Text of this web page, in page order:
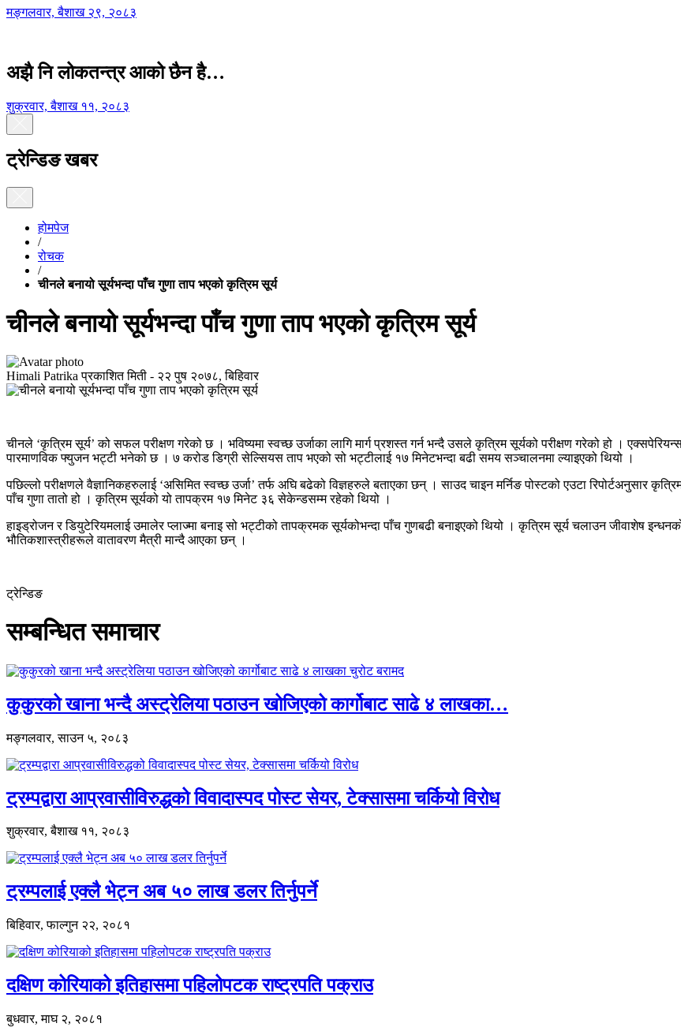
मङ्गलवार, बैशाख २९, २०८३
अझै नि लोकतन्त्र आको छैन है…
शुक्रवार, बैशाख ११, २०८३
ट्रेन्डिङ खबर
होमपेज
/
रोचक
/
चीनले बनायो सूर्यभन्दा पाँच गुणा ताप भएको कृत्रिम सूर्य
चीनले बनायो सूर्यभन्दा पाँच गुणा ताप भएको कृत्रिम सूर्य
Himali Patrika प्रकाशित मिती - २२ पुष २०७८, बिहिवार
चीनले ‘कृत्रिम सूर्य’ को सफल परीक्षण गरेको छ । भविष्यमा स्वच्छ उर्जाका लागि मार्ग प्रशस्त गर्न भन्दै उसले कृत्रिम सूर्यको परीक्षण गरेको हो ।
पारमाणविक फ्युजन भट्टी भनेको छ । ७ करोड डिग्री सेल्सियस ताप भएको सो भट्टीलाई १७ मिनेटभन्दा बढी समय सञ्चालनमा ल्याइएको थियो ।
पछिल्लो परीक्षणले वैज्ञानिकहरुलाई ‘असिमित स्वच्छ उर्जा’ तर्फ अघि बढेको विज्ञहरुले बताएका छन् । साउद चाइन मर्निङ पोस्टको एउटा रिपोर्टअनुसार
पाँच गुणा तातो हो । कृत्रिम सूर्यको यो तापक्रम १७ मिनेट ३६ सेकेन्डसम्म रहेको थियो ।
हाइड्रोजन र डियुटेरियमलाई उमालेर प्लाज्मा बनाइ सो भट्टीको तापक्रमक सूर्यकोभन्दा पाँच गुणबढी बनाइएको थियो । कृत्रिम सूर्य चलाउन जीवाशेष
भौतिकशास्त्रीहरूले वातावरण मैत्री मान्दै आएका छन् ।
ट्रेन्डिङ
सम्बन्धित समाचार
कुकुरको खाना भन्दै अस्ट्रेलिया पठाउन खोजिएको कार्गोबाट साढे ४ लाखका…
मङ्गलवार, साउन ५, २०८३
ट्रम्पद्वारा आप्रवासीविरुद्धको विवादास्पद पोस्ट सेयर, टेक्सासमा चर्कियो विरोध
शुक्रवार, बैशाख ११, २०८३
ट्रम्पलाई एक्लै भेट्न अब ५० लाख डलर तिर्नुपर्ने
बिहिवार, फाल्गुन २२, २०८१
दक्षिण कोरियाको इतिहासमा पहिलोपटक राष्ट्रपति पक्राउ
बुधवार, माघ २, २०८१